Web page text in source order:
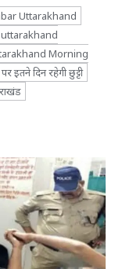
Uttarakhand
uttarakhand
Morning
इतने दिन रहेगी छुट्टी